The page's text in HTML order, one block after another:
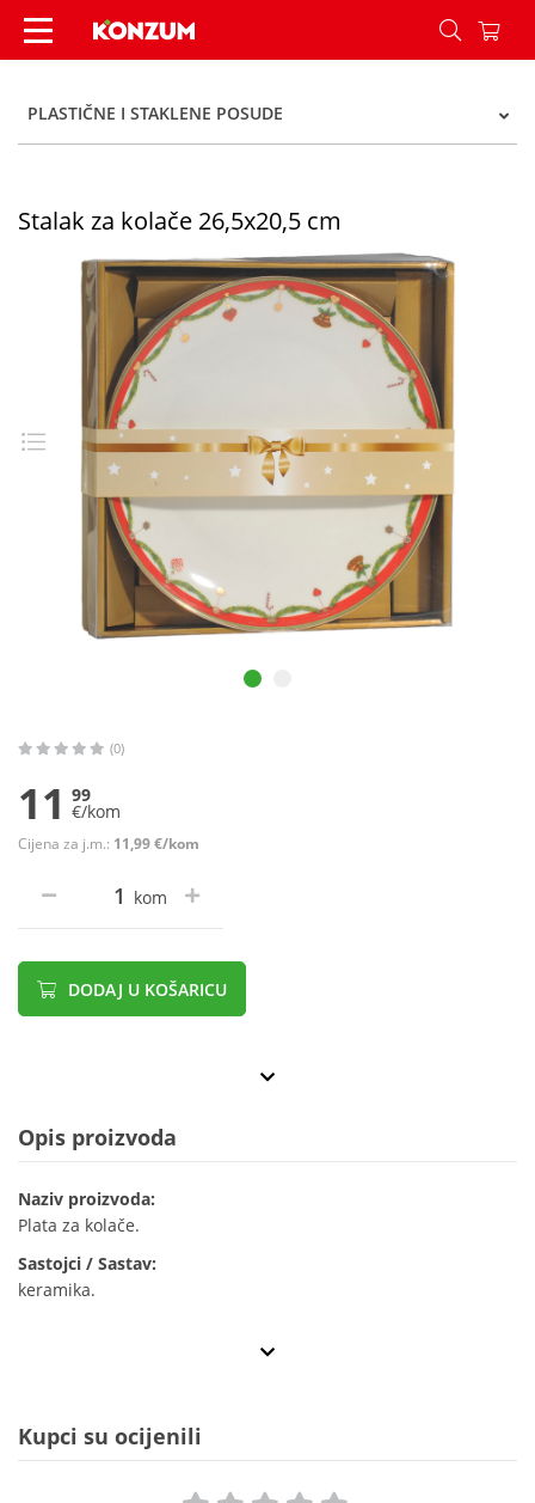
Stalak za kolače 26,5x20,5 cm - Konzum
PLASTIČNE I STAKLENE POSUDE
Stalak za kolače 26,5x20,5 cm
(0)
11 99
€/kom
Cijena za j.m.: 11,99 €/kom
kom
DODAJ U KOŠARICU
Opis proizvoda
Naziv proizvoda:
Plata za kolače.
Sastojci / Sastav:
keramika.
Kupci su ocijenili